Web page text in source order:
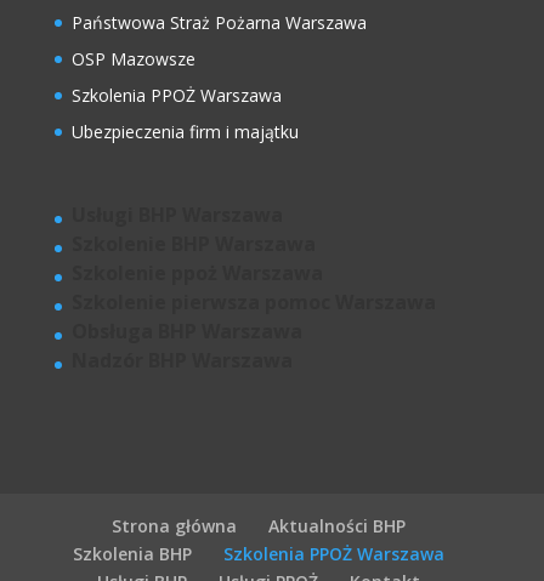
Państwowa Straż Pożarna Warszawa
OSP Mazowsze
Szkolenia PPOŻ Warszawa
Ubezpieczenia firm i majątku
Strona główna
Aktualności BHP
Szkolenia BHP
Szkolenia PPOŻ Warszawa